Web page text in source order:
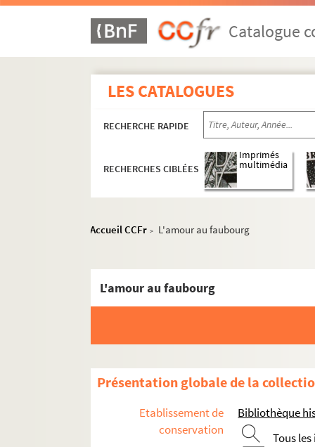
Catalogue
LES CATALOGUES
RECHERCHE RAPIDE
RECHERCHES CIBLÉES
Imprimés
multimédia
Accueil CCFr > L'amour au faubourg
L'amour au faubourg
Présentation globale de la
Etablissement de
conservation
Bibliothèque
Tous
Oeuvres de Gustave Charpentier
Impressions d'Italie (1889)
Le couronnement de la Muse (1897)